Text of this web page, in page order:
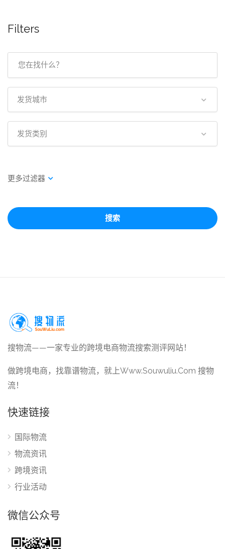
Filters
发货城市
发货类别
搜索
搜物流——一家专业的跨境电商物流搜索测评网站！
做跨境电商，找靠谱物流，就上Www.Souwuliu.Com 搜物
流！
快速链接
国际物流
物流资讯
跨境资讯
行业活动
微信公众号